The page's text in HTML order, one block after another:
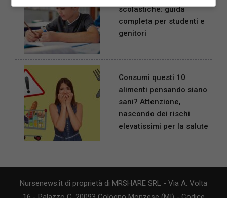
scolastiche: guida
completa per studenti e
genitori
Consumi questi 10
alimenti pensando siano
sani? Attenzione,
nascondo dei rischi
elevatissimi per la salute
Nursenews.it di proprietà di MRSHARE SRL - Via A. Volta